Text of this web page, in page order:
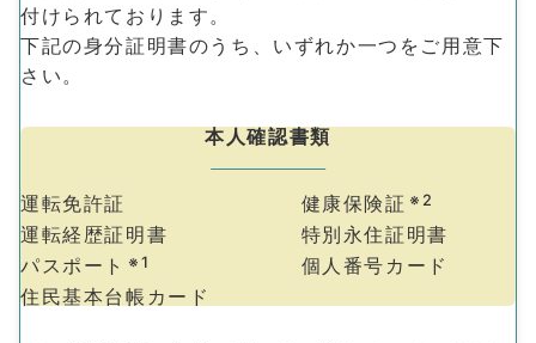
付けられております。
下記の⾝分証明書のうち、いずれか⼀つをご⽤意下
さい。
本⼈確認書類
運転免許証 健康保険証 ※2
運転経歴証明書
特別永住証明書
パスポート ※1
個⼈番号カード
住⺠基本台帳カード